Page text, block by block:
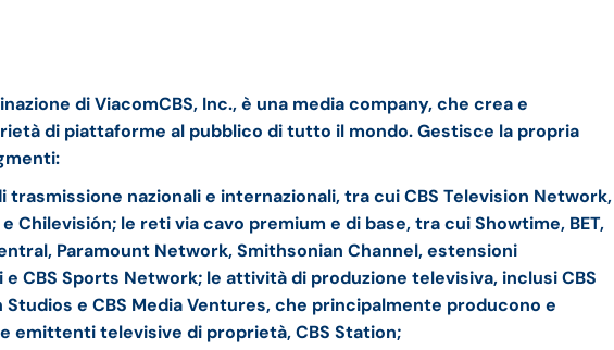
di ViacomCBS, Inc., è una media company, che crea e
di piattaforme al pubblico di tutto il mondo. Gestisce la propria
trasmissione nazionali e internazionali, tra cui CBS Television Network,
Chilevisión; le reti via cavo premium e di base, tra cui Showtime, BET,
Paramount Network, Smithsonian Channel, estensioni
CBS Sports Network; le attività di produzione televisiva, inclusi CBS
e CBS Media Ventures, che principalmente producono e
emittenti televisive di proprietà, CBS Station;